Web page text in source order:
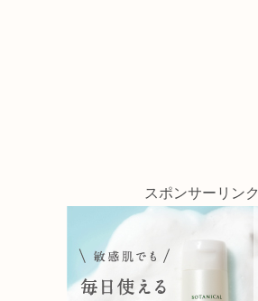
スポンサーリンク